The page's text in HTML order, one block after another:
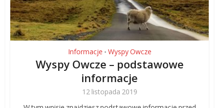
Informacje • Wyspy Owcze
Wyspy Owcze – podstawowe
informacje
12 listopada 2019